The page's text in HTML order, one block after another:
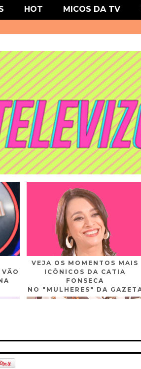
css'/>
VEJA OS MOMENTOS MAIS
ICÔNICOS DA CATIA
FONSECA
NO "MULHERES" DA
HOT MICOS DA TV